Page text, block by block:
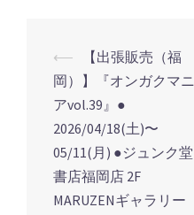
投
稿
ナ
ビ
ゲ
ー
⟵
【出張販売（福
岡）】『オンガクマニ
アvol.39』●
2026/04/18(土)〜
05/11(月) ●ジュンク堂
書店福岡店 2F
MARUZENギャラリー